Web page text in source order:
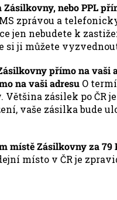
nebo PPL
zprávou a
jen nebudete k
si ji můžete
přímo na vaši
na vaši adresu O
zásilek po ČR
vaše zásilka bude
místě Zásilkovny za 79
místo v ČR je